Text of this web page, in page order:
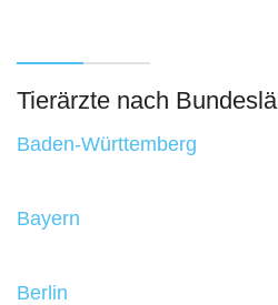
Tierärzte nach
Baden-Württemberg
Bayern
Berlin